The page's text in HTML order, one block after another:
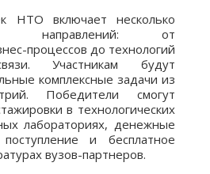
НТО включает несколько
направлений: от
процессов до технологий
Участникам будут
комплексные задачи из
Победители смогут
в технологических
лабораториях, денежные
и бесплатное
вузов-партнеров.